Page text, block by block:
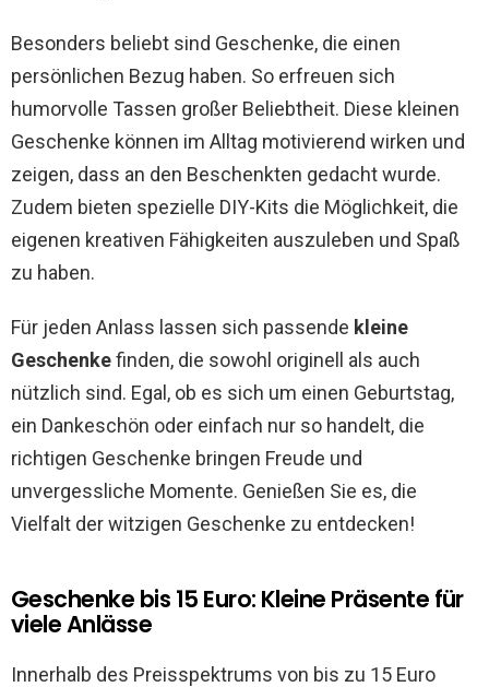
Besonders beliebt sind Geschenke, die einen
persönlichen Bezug haben. So erfreuen sich
humorvolle Tassen großer Beliebtheit. Diese kleinen
Geschenke können im Alltag motivierend wirken und
zeigen, dass an den Beschenkten gedacht wurde.
Zudem bieten spezielle DIY-Kits die Möglichkeit, die
eigenen kreativen Fähigkeiten auszuleben und Spaß
zu haben.
Für jeden Anlass lassen sich passende kleine
Geschenkefinden, die sowohl originell als auch
nützlich sind. Egal, ob es sich um einen Geburtstag,
ein Dankeschön oder einfach nur so handelt, die
richtigen Geschenke bringen Freude und
unvergessliche Momente. Genießen Sie es, die
Vielfalt der witzigen Geschenke zu entdecken!
Geschenke bis 15 Euro: Kleine Präsente für
viele Anlässe
Innerhalb des Preisspektrums von bis zu 15 Euro